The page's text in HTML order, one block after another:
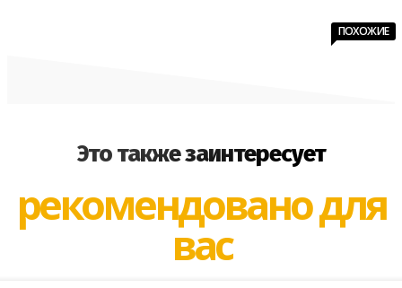
Это также заинтересует
ПОХОЖИЕ
рекомендовано для
вас